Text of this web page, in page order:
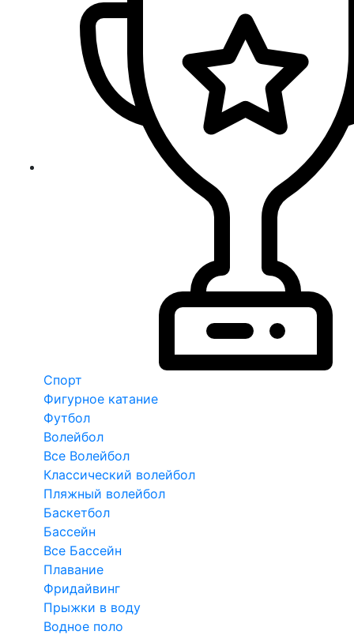
Спорт
Фигурное катание
Футбол
Волейбол
Все Волейбол
Классический волейбол
Пляжный волейбол
Баскетбол
Бассейн
Все Бассейн
Плавание
Фридайвинг
Прыжки в воду
Водное поло